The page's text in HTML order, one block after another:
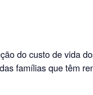
do custo de vida
famílias que têm